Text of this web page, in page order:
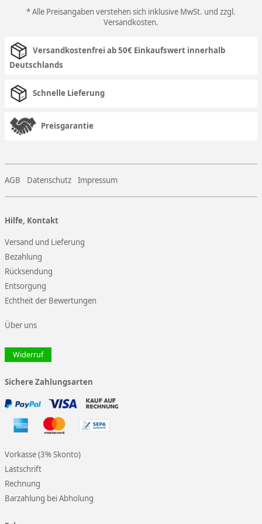
* Alle Preisangaben verstehen sich inklusive MwSt. und zzgl.
Versandkosten.
Versandkostenfrei ab 50€ Einkaufswert innerhalb
Deutschlands
Schnelle Lieferung
Preisgarantie
AGB Datenschutz Impressum
Hilfe, Kontakt
Versand und Lieferung
Bezahlung
Rücksendung
Entsorgung
Echtheit der Bewertungen
Über uns
Widerruf
Sichere Zahlungsarten
Vorkasse (3% Skonto)
Lastschrift
Rechnung
Barzahlung bei Abholung